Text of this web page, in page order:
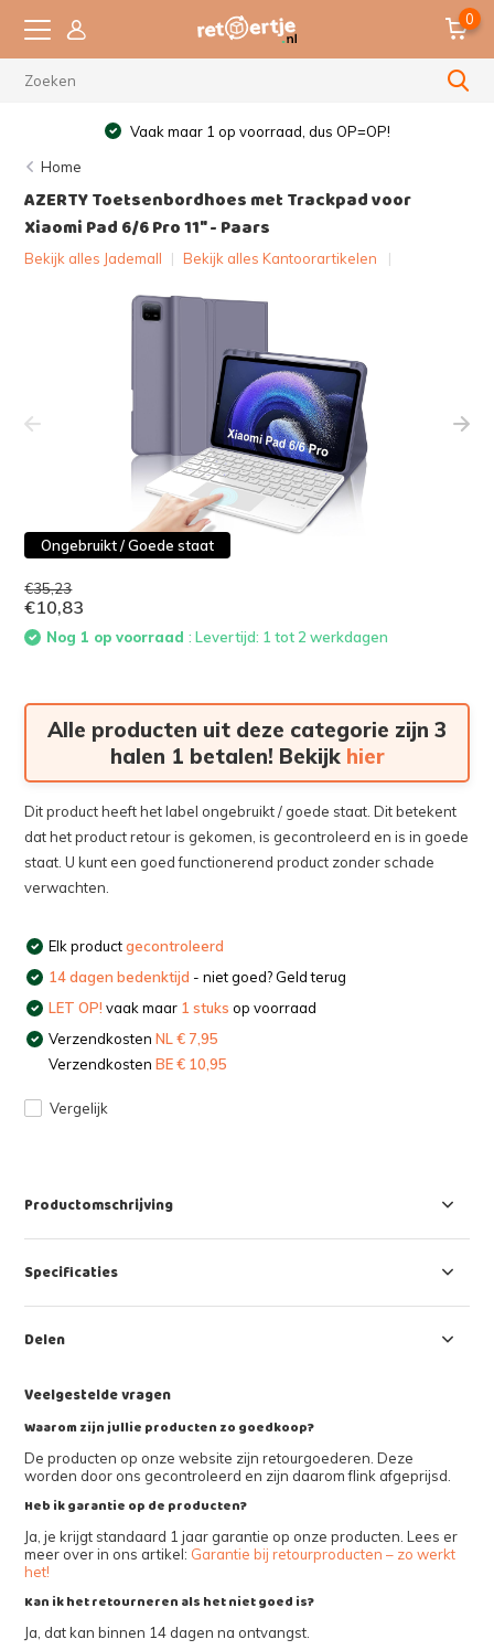
0
Vaak maar 1 op voorraad, dus OP=OP!
Home
AZERTY Toetsenbordhoes met Trackpad voor
Xiaomi Pad 6/6 Pro 11" - Paars
Bekijk alles Jademall | Bekijk alles Kantoorartikelen
Ongebruikt / Goede staat
€35,23
€10,83
Nog 1 op voorraad: Levertijd: 1 tot 2 werkdagen
Alle producten uit deze categorie zijn 3
halen 1 betalen! Bekijk hier
Dit product heeft het label ongebruikt / goede staat. Dit betekent
dat het product retour is gekomen, is gecontroleerd en is in goede
staat. U kunt een goed functionerend product zonder schade
verwachten.
Elk productgecontroleerd
14 dagen bedenktijd - niet goed? Geld terug
LET OP! vaak maar 1 stuks op voorraad
VerzendkostenNL € 7,95
VerzendkostenBE € 10,95
Vergelijk
Productomschrijving
Specificaties
Delen
Veelgestelde vragen
Waarom zijn jullie producten zo goedkoop?
De producten op onze website zijn retourgoederen. Deze
worden door ons gecontroleerd en zijn daarom flink afgeprijsd.
Heb ik garantie op de producten?
Ja, je krijgt standaard 1 jaar garantie op onze producten. Lees er
meer over in ons artikel: Garantie bij retourproducten – zo werkt
het!
Kan ik het retourneren als het niet goed is?
Ja, dat kan binnen 14 dagen na ontvangst.